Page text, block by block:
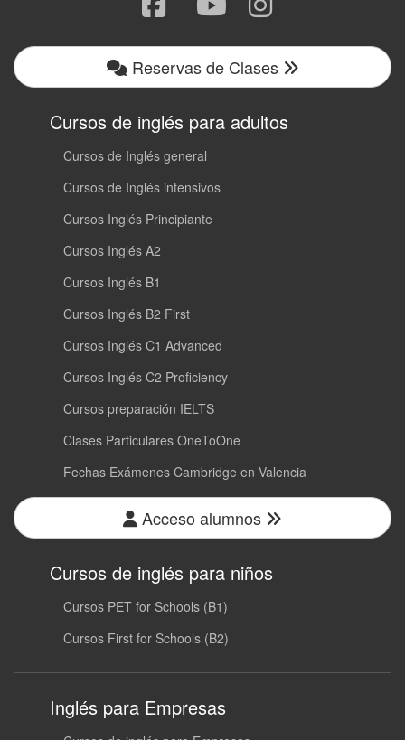
Reservas de Clases
Cursos de inglés para adultos
Cursos de Inglés general
Cursos de Inglés intensivos
Cursos Inglés Principiante
Cursos Inglés A2
Cursos Inglés B1
Cursos Inglés B2 First
Cursos Inglés C1 Advanced
Cursos Inglés C2 Proficiency
Cursos preparación IELTS
Clases Particulares OneToOne
Fechas Exámenes Cambridge en Valencia
Acceso alumnos
Cursos de inglés para niños
Cursos PET for Schools (B1)
Cursos First for Schools (B2)
Inglés para Empresas